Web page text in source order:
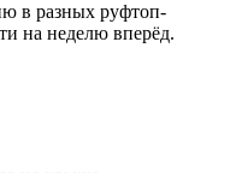
в разных руфтоп-
на неделю вперёд.